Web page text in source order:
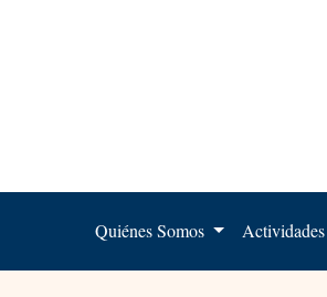
Quiénes Somos Actividades